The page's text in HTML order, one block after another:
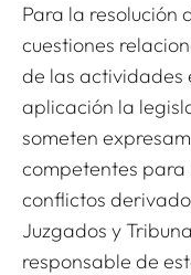
Para la resolución
cuestiones
de las actividades
aplicación la
someten
competentes para
conflictos
Juzgados y
responsable de